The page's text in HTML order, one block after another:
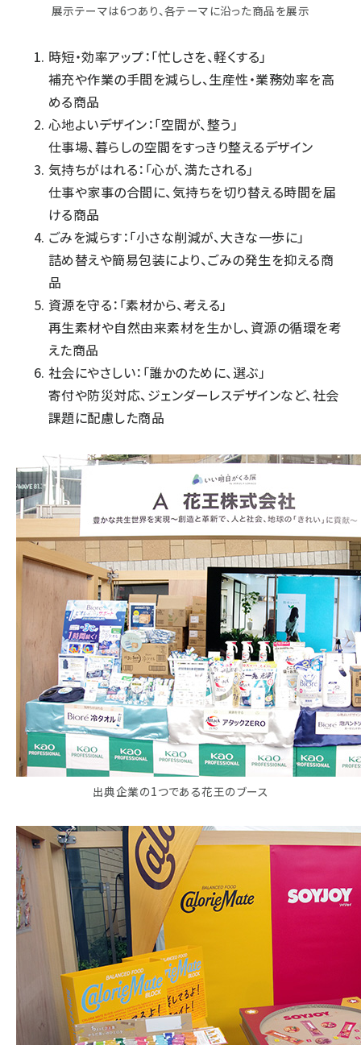
展示テーマは6つあり、各テーマに沿った商品を展示
時短・効率アップ：「忙しさを、軽くする」
補充や作業の手間を減らし、生産性・業務効率を高
める商品
心地よいデザイン：「空間が、整う」
仕事場、暮らしの空間をすっきり整えるデザイン
気持ちがはれる：「心が、満たされる」
仕事や家事の合間に、気持ちを切り替える時間を届
ける商品
ごみを減らす：「小さな削減が、大きな一歩に」
詰め替えや簡易包装により、ごみの発生を抑える商
品
資源を守る：「素材から、考える」
再生素材や自然由来素材を生かし、資源の循環を考
えた商品
社会にやさしい：「誰かのために、選ぶ」
寄付や防災対応、ジェンダーレスデザインなど、社会
課題に配慮した商品
出典企業の1つである花王のブース